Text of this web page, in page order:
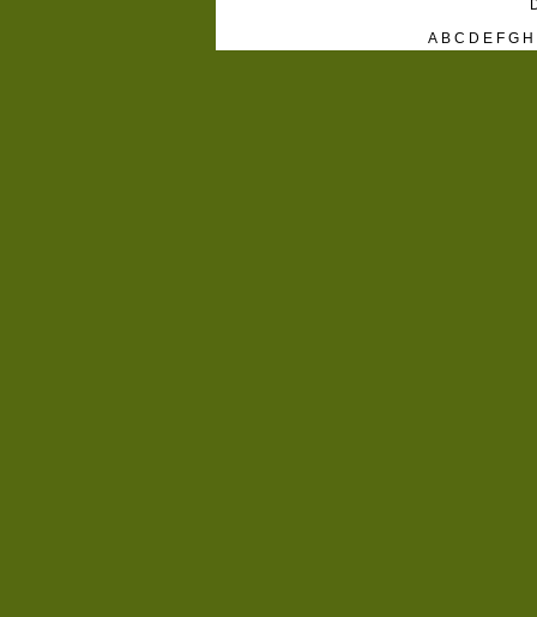
A B C D E F G H